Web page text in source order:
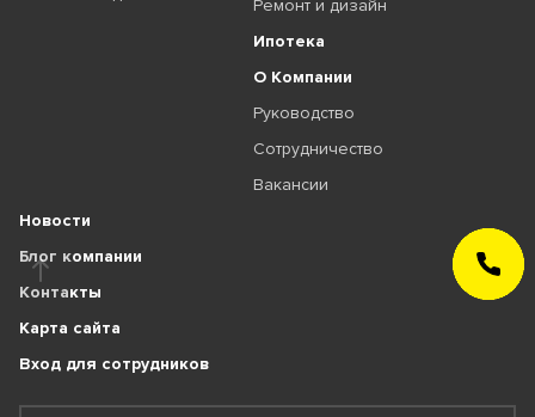
Ремонт и дизайн
Ипотека
О Компании
Руководство
Сотрудничество
Вакансии
Новости
Блог компании
Контакты
Карта сайта
Вход для сотрудников
ЗАКАЗАТЬ
ЗВОНОК